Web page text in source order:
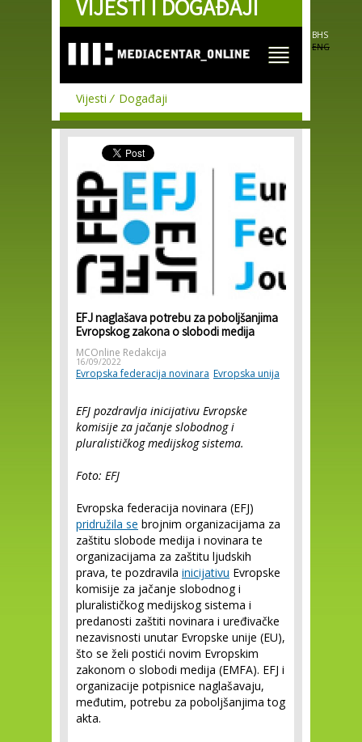
Skip to
main
VIJESTI I DOGAĐAJI
BHS
ENG
Vijesti Događaji
EFJ naglašava potrebu za poboljšanjima
Evropskog zakona o slobodi medija
MCOnline Redakcija
16/09/2022
Evropska federacija novinara Evropska unija
EFJ pozdravlja inicijativu Evropske
komisije za jačanje slobodnog i
pluralističkog medijskog sistema.
Foto: EFJ
Evropska federacija novinara (EFJ)
pridružila se brojnim organizacijama za
zaštitu slobode medija i novinara te
organizacijama za zaštitu ljudskih
prava, te pozdravila inicijativu Evropske
komisije za jačanje slobodnog i
pluralističkog medijskog sistema i
predanosti zaštiti novinara i uređivačke
nezavisnosti unutar Evropske unije (EU),
što se želi postići novim Evropskim
zakonom o slobodi medija (EMFA). EFJ i
organizacije potpisnice naglašavaju,
međutim, potrebu za poboljšanjima tog
akta.